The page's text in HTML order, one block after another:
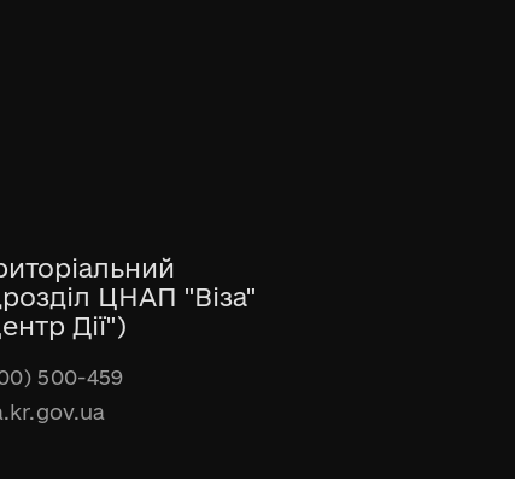
ЦНАП "Віза"
Дії")
500-459